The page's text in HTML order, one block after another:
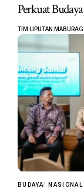
Perkuat
TIM LIPUTAN MABUR
BUDAYA NASIONAL